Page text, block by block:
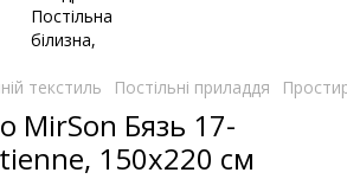
текстиль Постільні приладдя
MirSon Бязь 17-
150х220 см